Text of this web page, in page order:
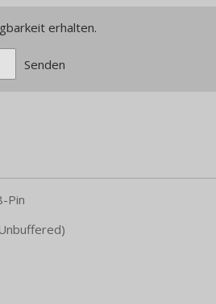
erhalten.
Senden
Pin